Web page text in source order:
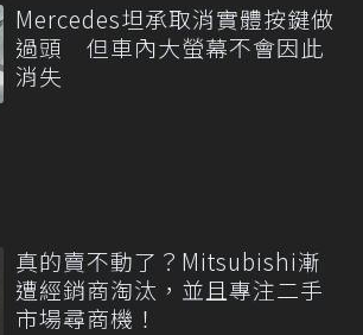
Mercedes坦承取消實體按鍵做
過頭 但車內大螢幕不會因此
消失
真的賣不動了？Mitsubishi漸
遭經銷商淘汰，並且專注二手
市場尋商機！